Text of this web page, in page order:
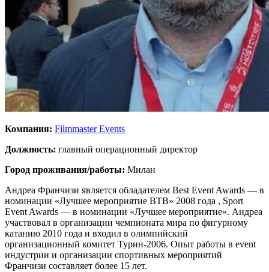
Компания: Filmmaster Events
Должность: главный операционный директор
Город проживания/работы: Милан
Андреа Франчизи является обладателем Best Event Awards — в
номинации «Лучшее мероприятие BTB» 2008 года , Sport
Event Awards — в номинации «Лучшее мероприятие». Андреа
участвовал в организации чемпионата мира по фигурному
катанию 2010 года и входил в олимпийский
организационный комитет Турин-2006. Опыт работы в event
индустрии и организации спортивных мероприятий
Франчизи составляет более 15 лет.